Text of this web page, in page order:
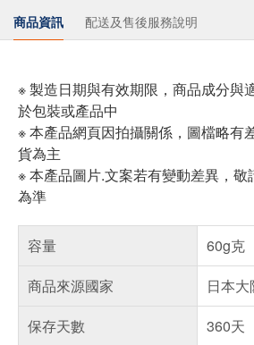
商品資訊 配送及售後服務說明
※ 製造日期與有效期限，商品成分與
於包裝或產品中
※ 本產品網頁因拍攝關係，圖檔略有
貨為主
※ 本產品圖片.文案若有變動差異，敬
為準
容量
60g克
商品來源國家
日本
保存天數
360天